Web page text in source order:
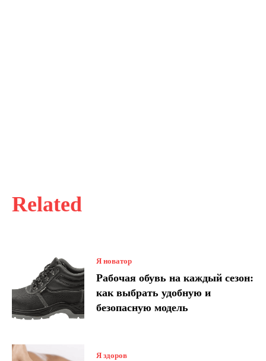
Related
Я новатор
Рабочая обувь на каждый сезон:
как выбрать удобную и
безопасную модель
Я здоров